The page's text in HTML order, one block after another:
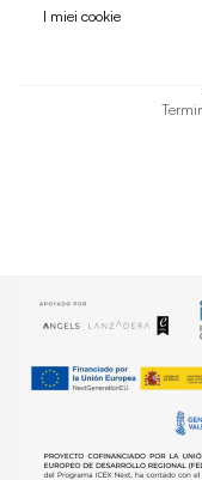
I miei cookie